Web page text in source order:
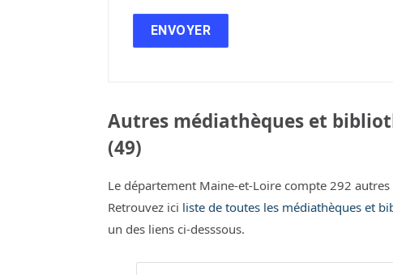
Autres médiathèques et
(49)
Le département Maine-et-Loire compte 292
Retrouvez ici liste de toutes les médiathèques et
un des liens ci-desssous.